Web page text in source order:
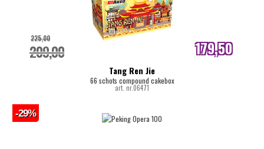
Tang Ren Jie
66 schots compound cakebox
art. nr.06471
209,00
225,00 179,50
internetprijs
-29%